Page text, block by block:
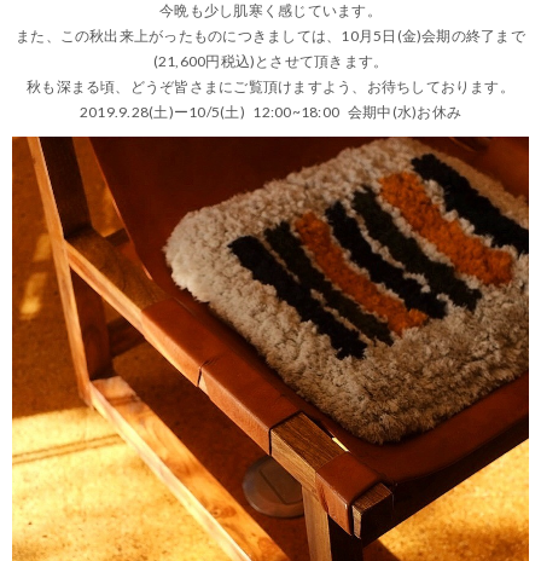
今晩も少し肌寒く感じています。
また、この秋出来上がったものにつきましては、10月5日(金)会期の終了まで
(21,600円税込)とさせて頂きます。
秋も深まる頃、どうぞ皆さまにご覧頂けますよう、お待ちしております。
2019.9.28(土)ー10/5(土) 12:00~18:00 会期中(水)お休み